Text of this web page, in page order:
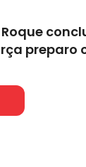
Roque
preparo